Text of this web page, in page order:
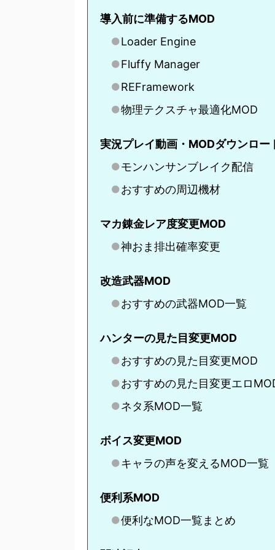
導入前に準備するMOD
Loader Engine
Fluffy Manager
REFramework
物理テクスチャ最適化MOD
実況プレイ動画・MODダウンロー
モンハンサンブレイク配信
おすすめの周辺機材
マカ錬金レア度変更MOD
神おま排出確率変更
改造武器MOD
おすすめの武器MOD一覧
ハンターの見た目変更MOD
おすすめの見た目変更MOD
おすすめの見た目変更エロ
ネタ系MOD一覧
ボイス変更MOD
キャラの声を変えるMOD一覧
便利系MOD
便利なMOD一覧まとめ